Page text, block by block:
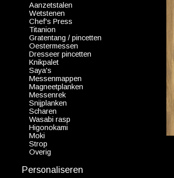
Aanzetstalen
Wetstenen
Chef's Press
Titanion
Gratentang / pincetten
Oestermessen
Dresseer pincetten
Knikpalet
Saya's
Messenmappen
Magneetplanken
Messenrek
Snijplanken
Scharen
Wasabi rasp
Higonokami
Moki
Strop
Overig
Personaliseren